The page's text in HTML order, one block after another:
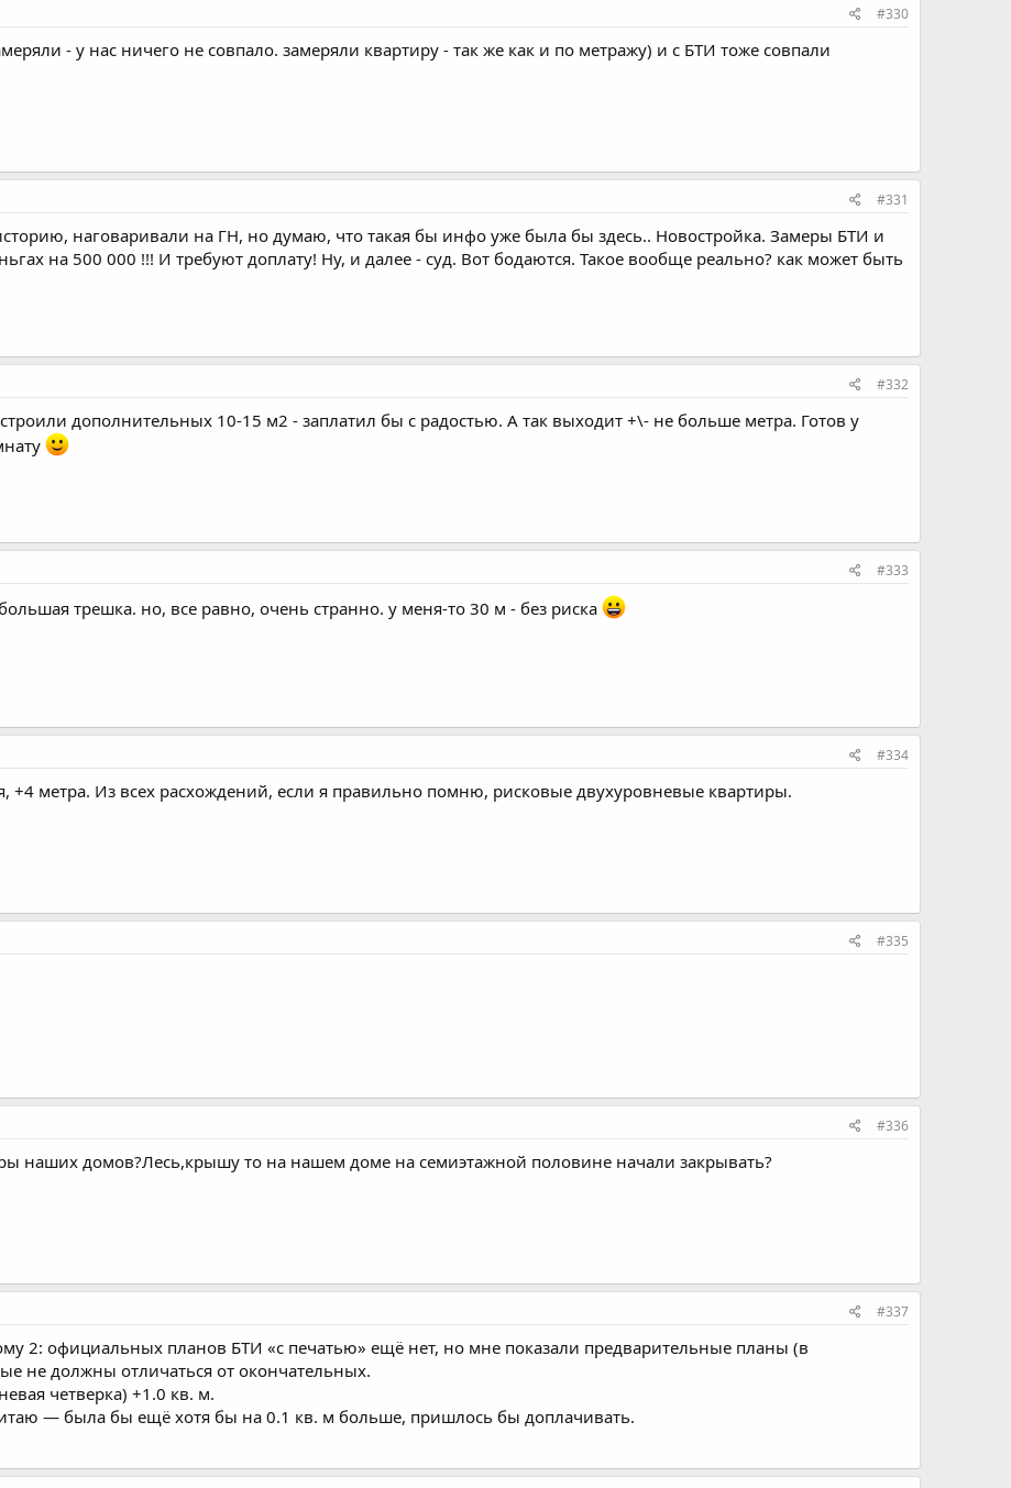
#330
- у нас ничего не совпало. замеряли квартиру - так же как и по метражу) и с БТИ тоже совпали
#331
наговаривали на ГН, но думаю, что такая бы инфо уже была бы здесь.. Новостройка. Замеры БТИ и
на 500 000 !!! И требуют доплату! Ну, и далее - суд. Вот бодаются. Такое вообще реально? как может быть
#332
дополнительных 10-15 м2 - заплатил бы с радостью. А так выходит +\- не больше метра. Готов у
#333
трешка. но, все равно, очень странно. у меня-то 30 м - без риска
#334
+4 метра. Из всех расхождений, если я правильно помню, рисковые двухуровневые квартиры.
#335
#336
наших домов?Лесь,крышу то на нашем доме на семиэтажной половине начали закрывать?
#337
2: официальных планов БТИ «с печатью» ещё нет, но мне показали предварительные планы (в
не должны отличаться от окончательных.
четверка) +1.0 кв. м.
— была бы ещё хотя бы на 0.1 кв. м больше, пришлось бы доплачивать.